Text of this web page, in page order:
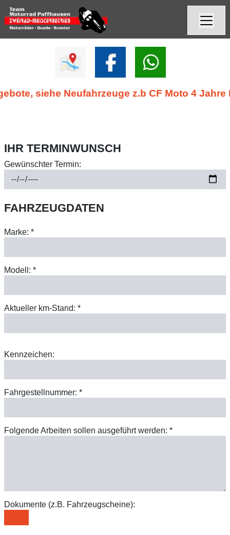
siehe Neufahrzeuge z.b CF Moto 4 Jahre
IHR TERMINWUNSCH
Gewünschter Termin:
FAHRZEUGDATEN
Marke: *
Modell: *
Aktueller km-Stand: *
Kennzeichen:
Fahrgestellnummer: *
Folgende Arbeiten sollen ausgeführt werden: *
Dokumente (z.B. Fahrzeugscheine):